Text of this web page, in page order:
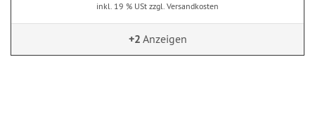
inkl. 19 % USt zzgl. Versandkosten
+2 Anzeigen